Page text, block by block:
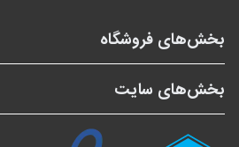
بخش‌های فروشگاه
بخش‌های سایت